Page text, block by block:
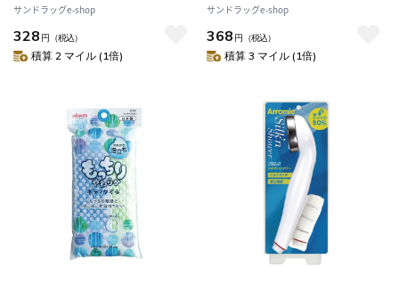
サンドラッグe-shop
328 円 （税込）
積算 2 マイル (1倍)
サンドラッグe-shop
368 円 （税込）
積算 3 マイル (1倍)